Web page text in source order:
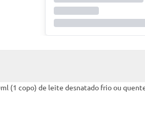
(1 copo) de leite desnatado frio ou